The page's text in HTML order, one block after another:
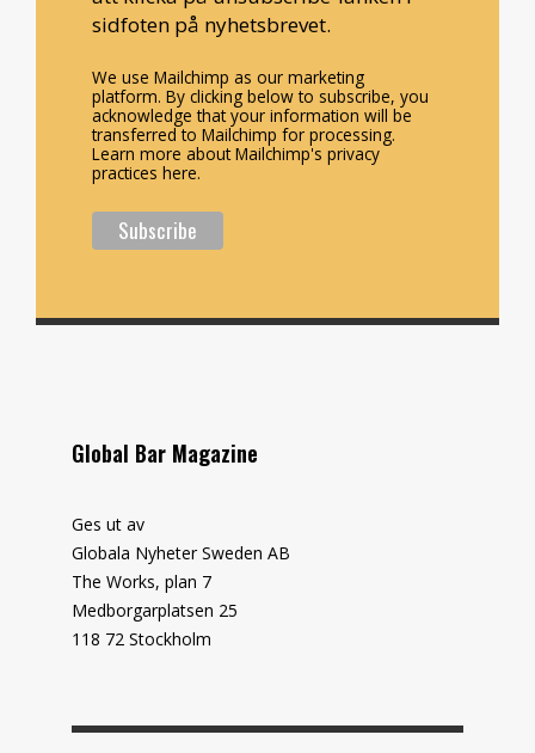
sidfoten på nyhetsbrevet.
We use Mailchimp as our marketing
platform. By clicking below to subscribe, you
acknowledge that your information will be
transferred to Mailchimp for processing.
Learn more about Mailchimp's privacy
practices here.
Global Bar Magazine
Ges ut av
Globala Nyheter Sweden AB
The Works, plan 7
Medborgarplatsen 25
118 72 Stockholm